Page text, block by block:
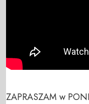
ZAPRASZAM w